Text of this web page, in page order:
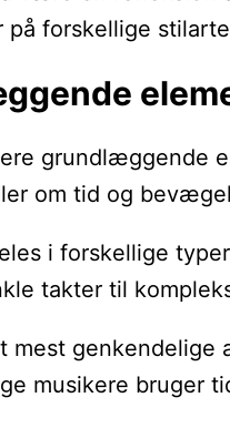
forskellige
grundlæggende
om tid og
i forskellige
takter til
mest genkendelige
musikere bruger